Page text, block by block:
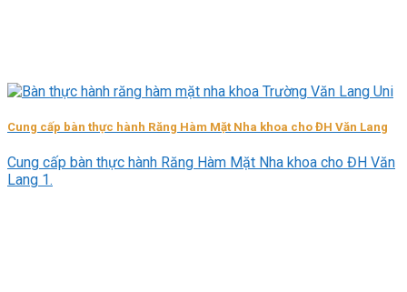
Cung cấp bàn thực hành Răng Hàm Mặt Nha khoa cho ĐH Văn Lang
Cung cấp bàn thực hành Răng Hàm Mặt Nha khoa cho ĐH Văn
Lang 1.